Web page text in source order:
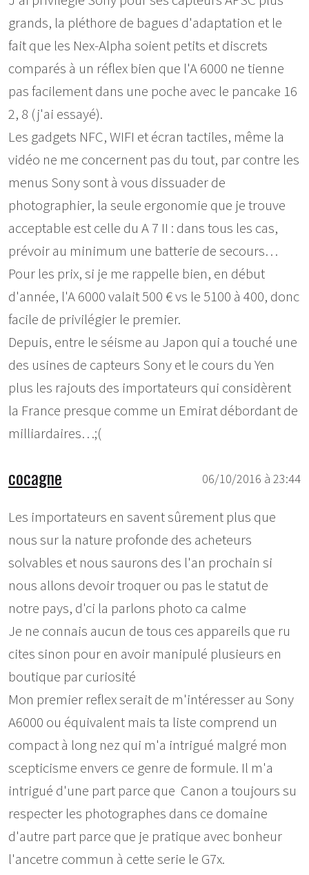
grands, la pléthore de bagues d'adaptation et le
fait que les Nex-Alpha soient petits et discrets
comparés à un réflex bien que l'A 6000 ne tienne
pas facilement dans une poche avec le pancake 16
2, 8 (j'ai essayé).
Les gadgets NFC, WIFI et écran tactiles, même la
vidéo ne me concernent pas du tout, par contre les
menus Sony sont à vous dissuader de
photographier, la seule ergonomie que je trouve
acceptable est celle du A 7 II : dans tous les cas,
prévoir au minimum une batterie de secours…
Pour les prix, si je me rappelle bien, en début
d'année, l'A 6000 valait 500 € vs le 5100 à 400, donc
facile de privilégier le premier.
Depuis, entre le séisme au Japon qui a touché une
des usines de capteurs Sony et le cours du Yen
plus les rajouts des importateurs qui considèrent
la France presque comme un Emirat débordant de
milliardaires…;(
06/10/2016 à 23:44
cocagne
Les importateurs en savent sûrement plus que
nous sur la nature profonde des acheteurs
solvables et nous saurons des l'an prochain si
nous allons devoir troquer ou pas le statut de
notre pays, d'ci la parlons photo ca calme
Je ne connais aucun de tous ces appareils que ru
cites sinon pour en avoir manipulé plusieurs en
boutique par curiosité
Mon premier reflex serait de m'intéresser au Sony
A6000 ou équivalent mais ta liste comprend un
compact à long nez qui m'a intrigué malgré mon
scepticisme envers ce genre de formule. Il m'a
intrigué d'une part parce que Canon a toujours su
respecter les photographes dans ce domaine
d'autre part parce que je pratique avec bonheur
l'ancetre commun à cette serie le G7x.